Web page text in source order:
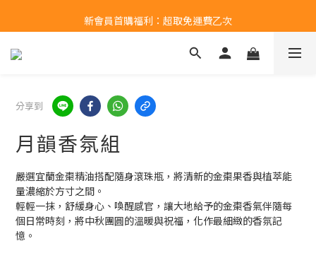
新會員首購福利：超取免運費乙次
新會員首購福利：超取免運費乙次
點擊LINE領取50元購物金
分享到
月韻香氛組
嚴選宜蘭金棗精油搭配隨身滾珠瓶，將清新的金棗果香與植萃能
量濃縮於方寸之間。
輕輕一抹，舒緩身心、喚醒感官，讓大地給予的金棗香氣伴隨每
個日常時刻，將中秋團圓的溫暖與祝福，化作最細緻的香氛記
憶。